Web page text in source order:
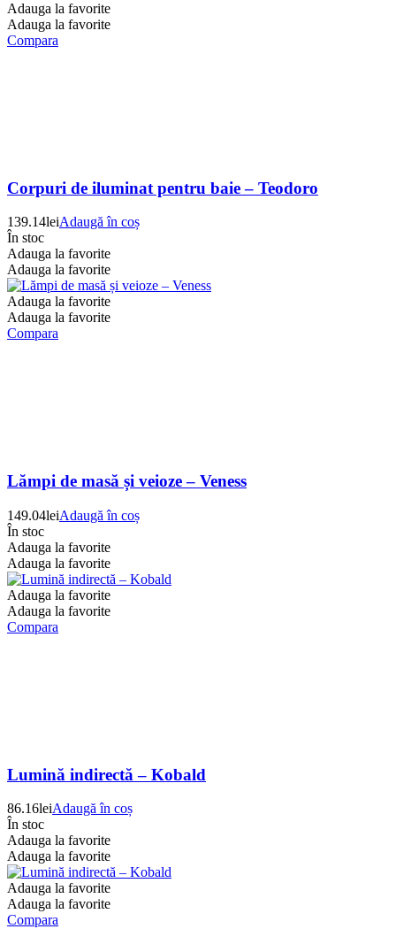
Adauga la favorite
Adauga la favorite
Compara
Corpuri de iluminat pentru baie – Teodoro
139.14leiAdaugă în coș
În stoc
Adauga la favorite
Adauga la favorite
Adauga la favorite
Adauga la favorite
Compara
Lămpi de masă și veioze – Veness
149.04leiAdaugă în coș
În stoc
Adauga la favorite
Adauga la favorite
Adauga la favorite
Adauga la favorite
Compara
Lumină indirectă – Kobald
86.16leiAdaugă în coș
În stoc
Adauga la favorite
Adauga la favorite
Adauga la favorite
Adauga la favorite
Compara